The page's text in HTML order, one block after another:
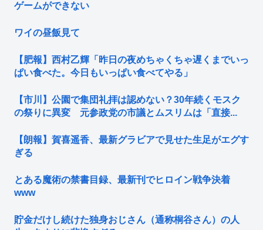
ゲームができない
ワイの昼飯見て
【肥報】西村乙輝「昨日の夜めちゃくちゃ遅くまでいっ
ぱい食べた。今日もいっぱい食べてやる」
【市川】公園で集団礼拝は認めない？30年続くモスク
の祭りに異変 元参政党の市議とムスリムは「直接...
【朗報】賀喜遥香、最新グラビアで見せた生足がエグす
ぎる
とある魔術の禁書目録、最新刊でヒロイン戦争決着
www
貯金だけし続けた独身おじさん（通称桐谷さん）の人